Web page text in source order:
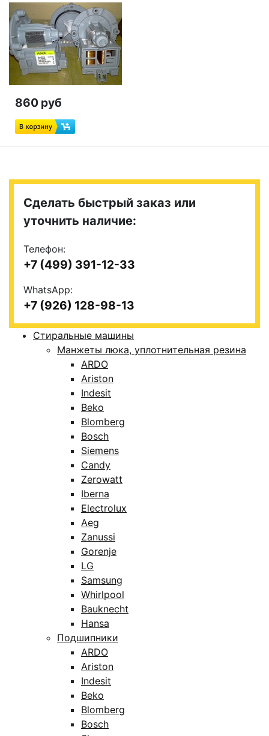
860 руб
Сделать быстрый заказ или
уточнить наличие:
Телефон:
+7 (499) 391-12-33
WhatsApp:
+7 (926) 128-98-13
Стиральные машины
Манжеты люка, уплотнительная резина
ARDO
Ariston
Indesit
Beko
Blomberg
Bosch
Siemens
Candy
Zerowatt
Iberna
Electrolux
Aeg
Zanussi
Gorenje
LG
Samsung
Whirlpool
Bauknecht
Hansa
Подшипники
ARDO
Ariston
Indesit
Beko
Blomberg
Bosch